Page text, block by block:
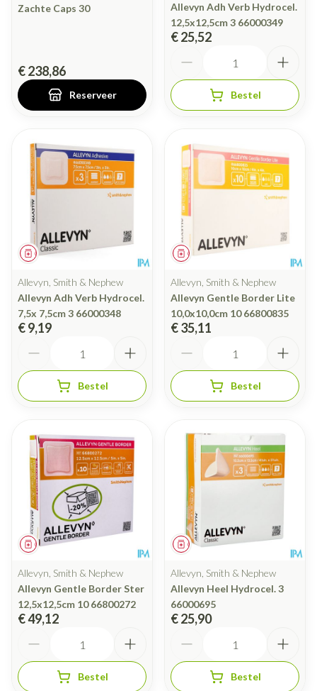
Zachte Caps 30
€ 238,86
Reserveer
Allevyn Adh Verb Hydrocel.
12,5x12,5cm 3 66000349
€ 25,52
Bestel
Geneesmiddel
Allevyn, Smith & Nephew
Allevyn Adh Verb Hydrocel.
7,5x 7,5cm 3 66000348
€ 9,19
Bestel
Geneesmiddel
Allevyn, Smith & Nephew
Allevyn Gentle Border Lite
10,0x10,0cm 10 66800835
€ 35,11
Bestel
Geneesmiddel
Allevyn, Smith & Nephew
Allevyn Gentle Border Ster
12,5x12,5cm 10 66800272
€ 49,12
Bestel
Geneesmiddel
Allevyn, Smith & Nephew
Allevyn Heel Hydrocel. 3
66000695
€ 25,90
Bestel